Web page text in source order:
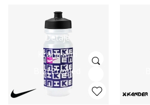
Detaje
Krahasoni
Brzi Pregled